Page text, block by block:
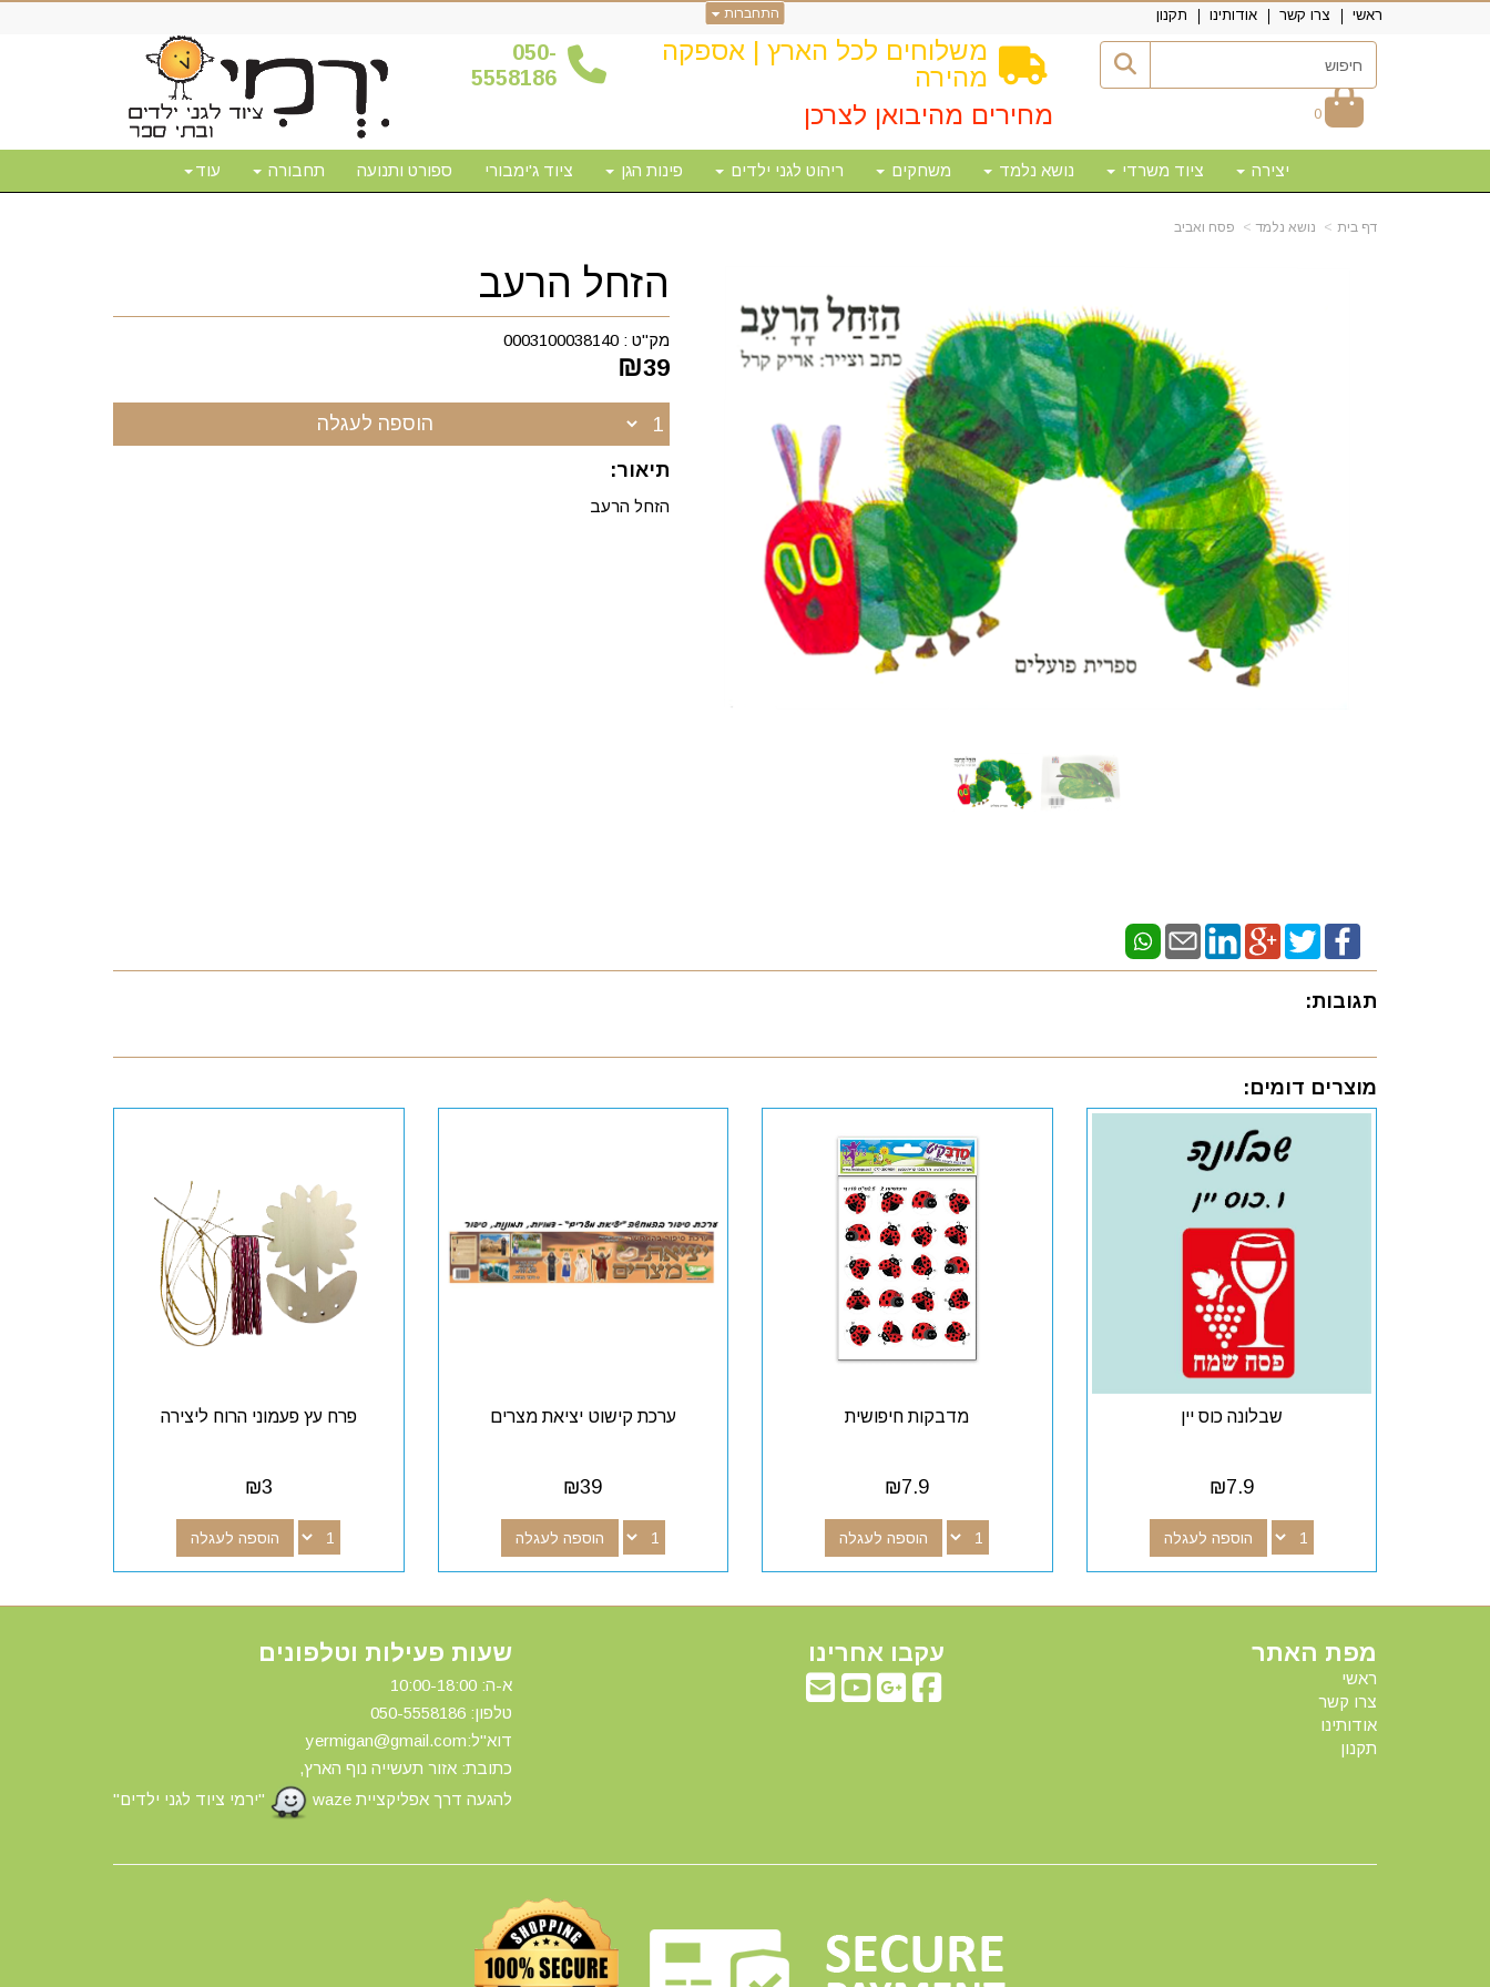
התחברות ראשי צרו קשר אודותינו תקנון
0
משלוחים לכל הארץ | אספקה
מהירה
050-
5558186
מחירים מהיבואן לצרכן
יצירה ציוד משרדי נושא נלמד משחקים ריהוט לגני ילדים פינות הגן ציוד ג'ימבורי ספורט ותנועה תחבורה עוד
דף בית נושא נלמד פסח ואביב
הזחל הרעב
מק"ט :0003100038140
₪39
הוספה לעגלה
תיאור:
הזחל הרעב
תגובות:
מוצרים דומים:
שבלונה כוס יין
₪7.9
הוספה לעגלה
מדבקות חיפושית
₪7.9
הוספה לעגלה
ערכת קישוט יציאת מצרים
₪39
הוספה לעגלה
פרח עץ פעמוני הרוח ליצירה
₪3
הוספה לעגלה
מפת האתר
ראשי
צרו קשר
אודותינו
תקנון
עקבו אחרינו שעות פעילות וטלפונים
א-ה: 10:00-18:00
טלפון: 0 50-5558186
דוא"ל:yermigan@gmail.com
כתובת: אזור תעשייה נוף הארץ,
להגעה דרך אפליקציית waze
"ירמי ציוד לגני ילדים"